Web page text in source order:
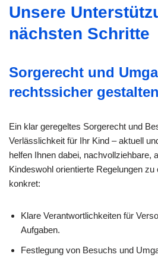
Unsere
nächsten Schritte
Sorgerecht und
rechtssicher gestalten
Ein klar geregeltes Sorgerecht und
Verlässlichkeit für Ihr Kind – aktuell
helfen Ihnen dabei, nachvollziehbare,
Kindeswohl orientierte Regelungen
konkret:
Klare Verantwortlichkeiten für
Aufgaben.
Festlegung von Besuchs und